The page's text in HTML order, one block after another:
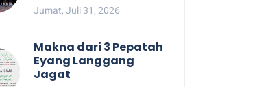
Jumat, Juli 31, 2026
Makna dari 3 Pepatah
Eyang Langgang
Jagat